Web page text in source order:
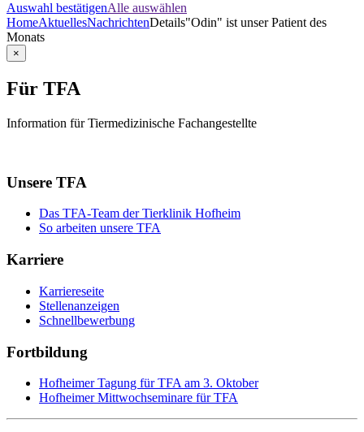
Auswahl bestätigenAlle auswählen
HomeAktuellesNachrichtenDetails"Odin" ist unser Patient des
Monats
×
Für TFA
Information für Tiermedizinische Fachangestellte
Unsere TFA
Das TFA-Team der Tierklinik Hofheim
So arbeiten unsere TFA
Karriere
Karriereseite
Stellenanzeigen
Schnellbewerbung
Fortbildung
Hofheimer Tagung für TFA am 3. Oktober
Hofheimer Mittwochseminare für TFA